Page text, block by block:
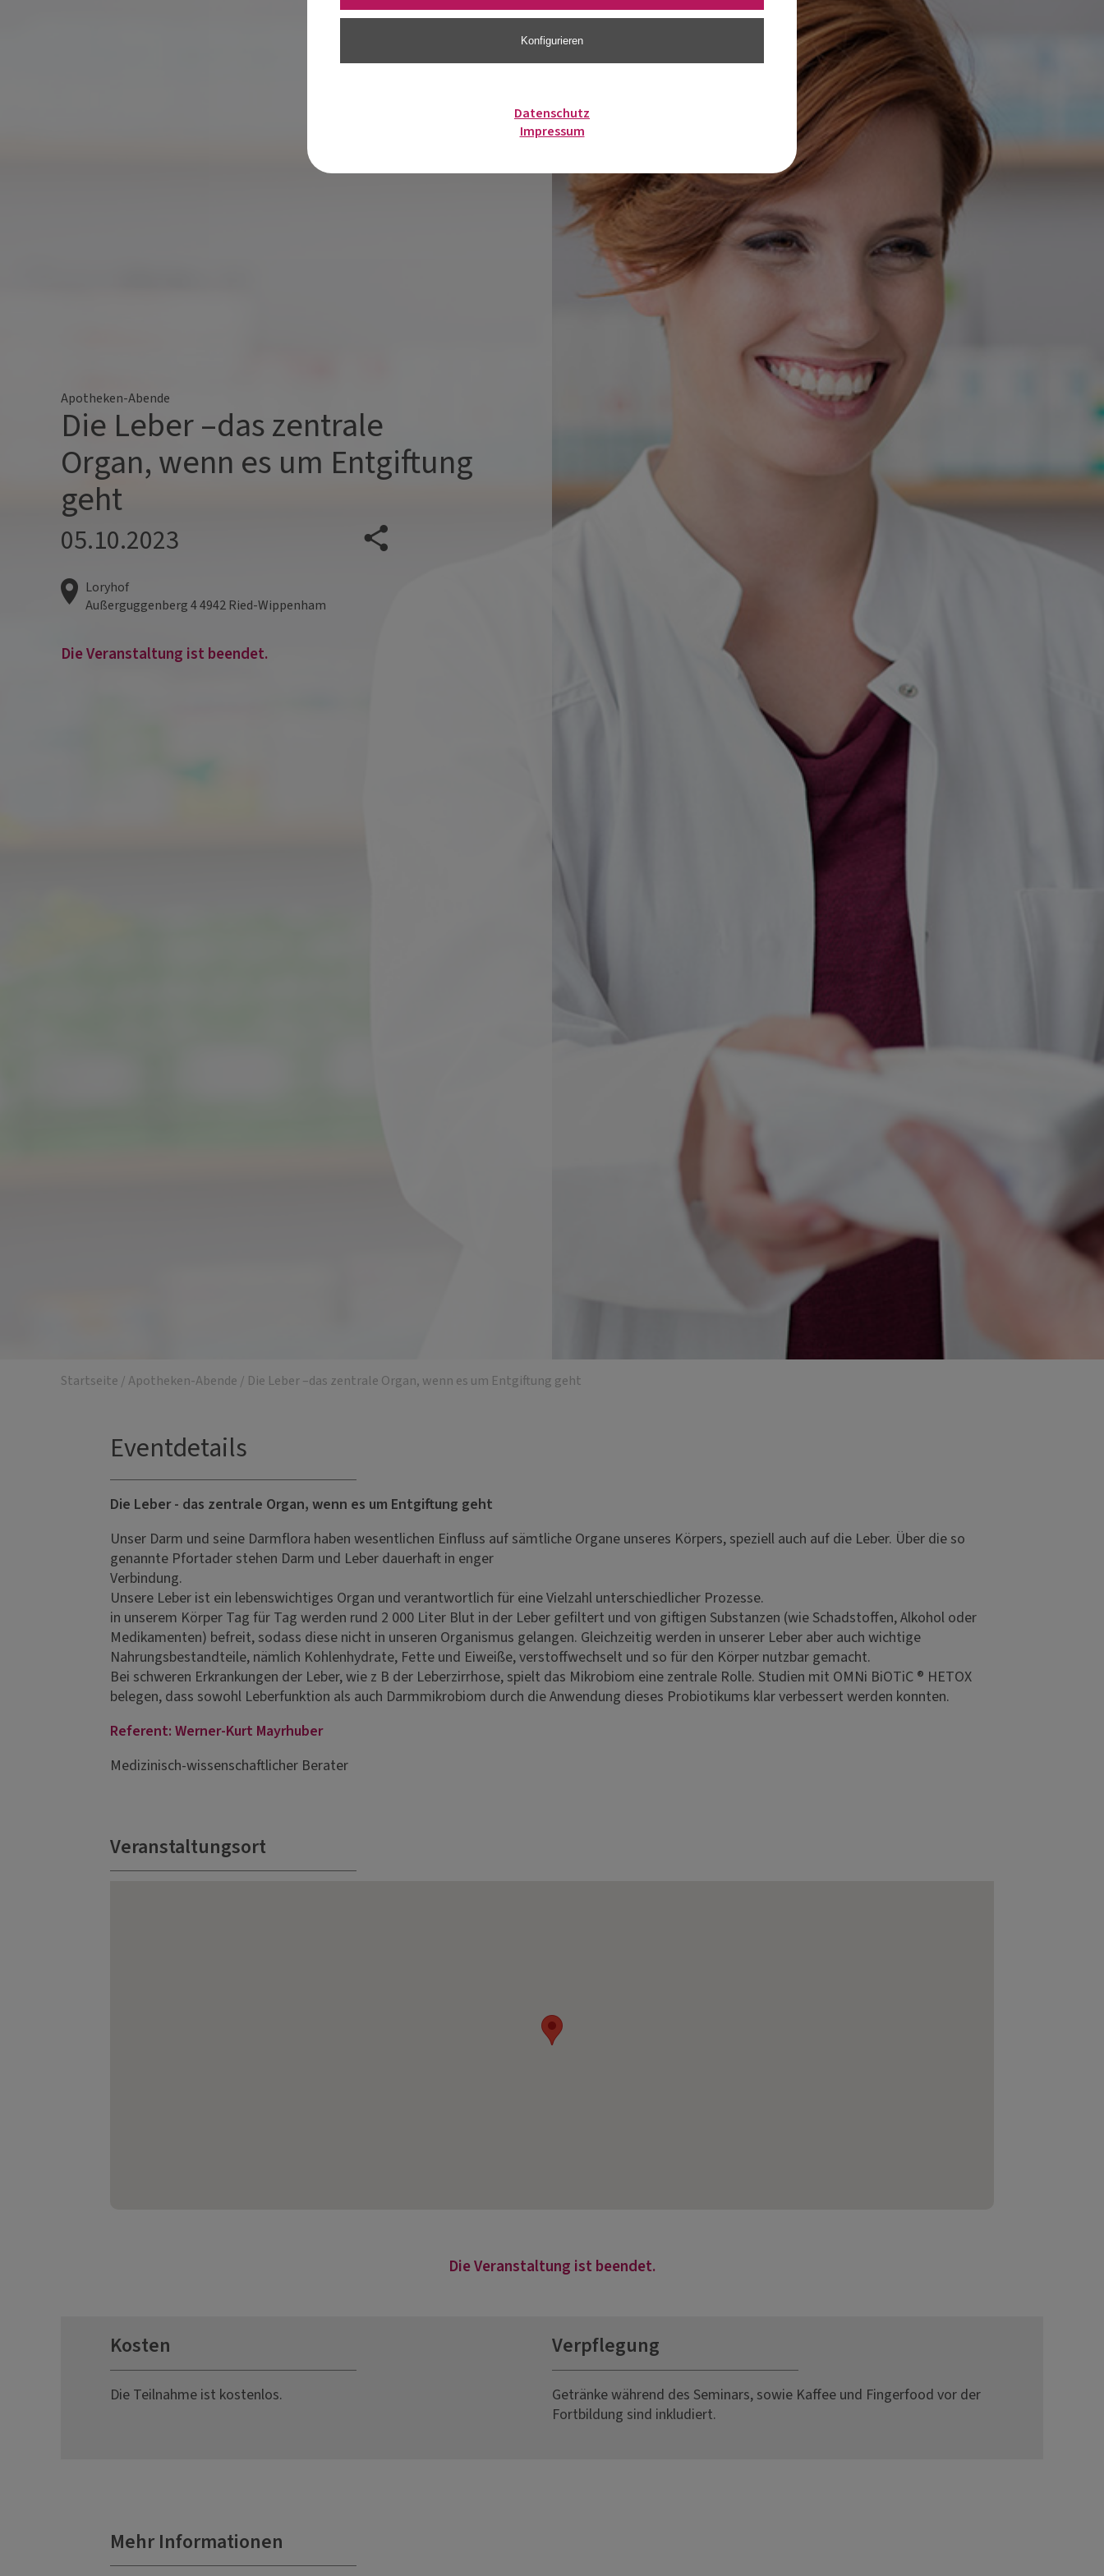
Apotheken-Abende
Die Leber –das zentrale
Organ, wenn es um Entgiftung
geht
05.10.2023
Loryhof
Außerguggenberg 44942 Ried-Wippenham
Die Veranstaltung ist beendet.
Startseite /Apotheken-Abende / Die Leber –das zentrale Organ, wenn es um Entgiftung geht
Eventdetails
Die Leber - das zentrale Organ, wenn es um Entgiftung geht
Unser Darm und seine Darmflora haben wesentlichen Einfluss auf sämtliche Organe unseres Körpers, speziell auch auf die Leber. Über die so
genannte Pfortader stehen Darm und Leber dauerhaft in enger
Verbindung.
Unsere Leber ist ein lebenswichtiges Organ und verantwortlich für eine Vielzahl unterschiedlicher Prozesse.
in unserem Körper Tag für Tag werden rund 2 000 Liter Blut in der Leber gefiltert und von giftigen Substanzen (wie Schadstoffen, Alkohol oder
Medikamenten) befreit, sodass diese nicht in unseren Organismus gelangen. Gleichzeitig werden in unserer Leber aber auch wichtige
Nahrungsbestandteile, nämlich Kohlenhydrate, Fette und Eiweiße, verstoffwechselt und so für den Körper nutzbar gemacht.
Bei schweren Erkrankungen der Leber, wie z B der Leberzirrhose, spielt das Mikrobiom eine zentrale Rolle. Studien mit OMNi BiOTiC ® HETOX
belegen, dass sowohl Leberfunktion als auch Darmmikrobiom durch die Anwendung dieses Probiotikums klar verbessert werden konnten.
Referent: Werner-Kurt Mayrhuber
Medizinisch-wissenschaftlicher Berater
Veranstaltungsort
Die Veranstaltung ist beendet.
Kosten
Die Teilnahme ist kostenlos.
Verpflegung
Getränke während des Seminars, sowie Kaffee und Fingerfood vor der
Fortbildung sind inkludiert.
Mehr Informationen
Konfigurieren
Datenschutz
Impressum